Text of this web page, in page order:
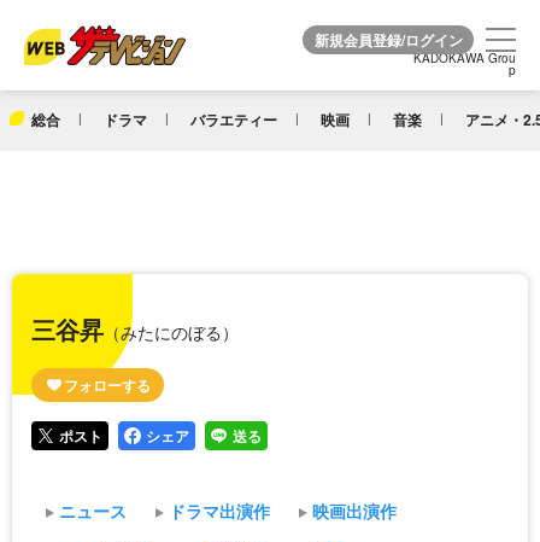
KADOKAWA Grou
p
総合 ドラマ バラエティー 映画 音楽 アニメ・
KADOKAWA Grou
p
三谷昇 （みたにのぼる）
ポスト シェア 送る
ニュース ドラマ出演作
映画出演作